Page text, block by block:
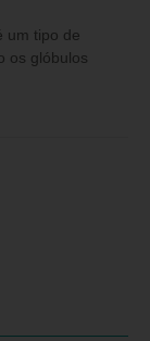
um tipo de
os glóbulos